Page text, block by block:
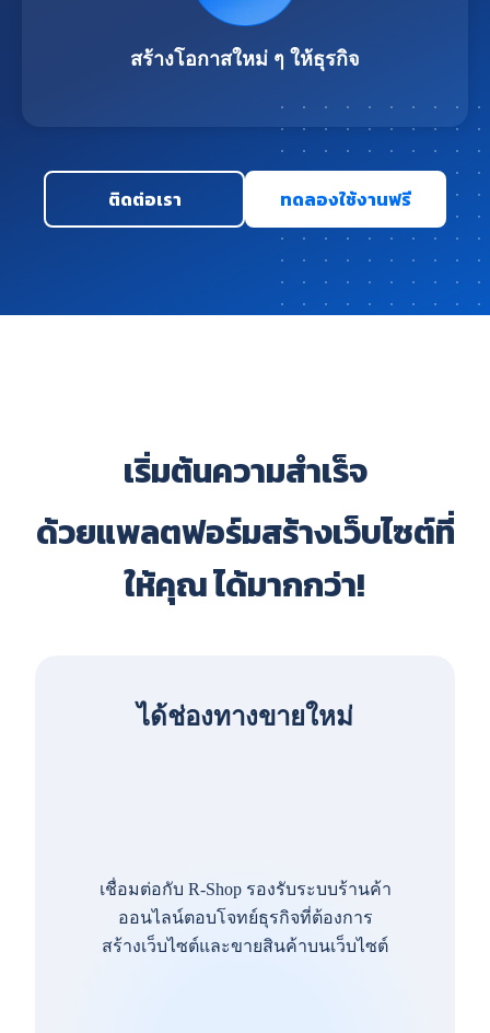
สร้างโอกาสใหม่ ๆ ให้ธุรกิจ
ติดต่อเรา ทดลองใช้งานฟรี
เริ่มต้นความสำเร็จ
ด้วยแพลตฟอร์มสร้างเว็บไซต์ที่
ให้คุณ ได้มากกว่า!
ได้ช่องทางขายใหม่
เชื่อมต่อกับ R-Shop รองรับระบบร้านค้า
ออนไลน์ตอบโจทย์ธุรกิจที่ต้องการ
สร้างเว็บไซต์และขายสินค้าบนเว็บไซต์